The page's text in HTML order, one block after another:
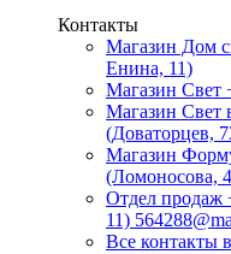
Контакты
Магазин Дом
Енина, 11)
Магазин Свет
Магазин Свет
(Доваторцев,
Магазин
(Ломоносова,
Отдел продаж
11)
Все контакты